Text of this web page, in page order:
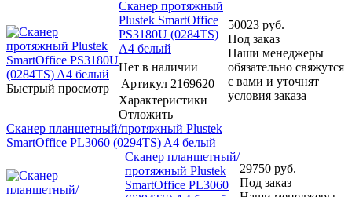
Быстрый просмотр
Сканер протяжный
Plustek SmartOffice
PS3180U (0284TS)
A4 белый
Нет в наличии
Артикул 2169620
Характеристики
Отложить
50023 руб.
Под заказ
Наши менеджеры
обязательно свяжутся
с вами и уточнят
условия заказа
Сканер планшетный/протяжный Plustek
SmartOffice PL3060 (0294TS) A4 белый
Сканер планшетный/
протяжный Plustek
SmartOffice PL3060
29750 руб.
Под заказ